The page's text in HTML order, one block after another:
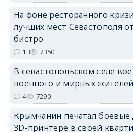
На фоне ресторанного
лучших мест Севастополя
бистро
13 7350
В севастопольском селе
военного и мирных жителей
4 7290
Крымчанин печатал
3D-принтере в своей